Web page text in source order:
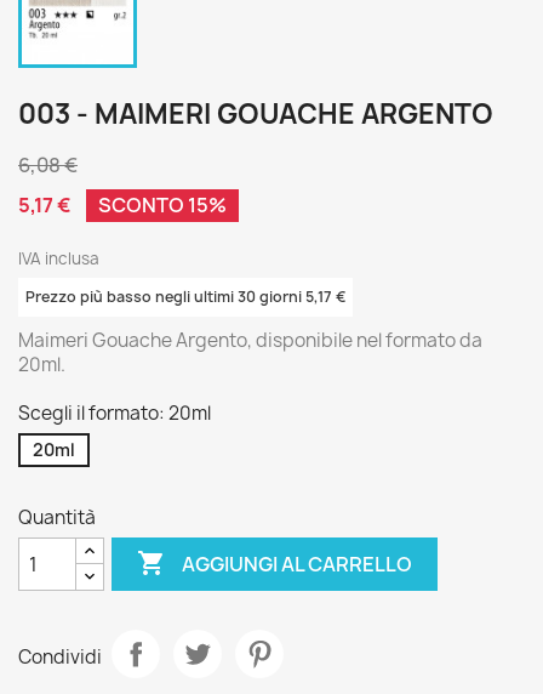
003 - MAIMERI GOUACHE ARGENTO
6,08 €
5,17 €
SCONTO 15%
IVA inclusa
Prezzo più basso negli ultimi 30 giorni 5,17 €
Maimeri Gouache Argento, disponibile nel formato da
20ml.
Scegli il formato: 20ml
20ml
Quantità
 AGGIUNGI AL CARRELLO
Condividi